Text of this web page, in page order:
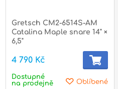
Gretsch CM2-6514S-AM
Catalina Maple snare 14" ×
6,5"
4 790 Kč
Oblíbené
Dostupné
na prodejně